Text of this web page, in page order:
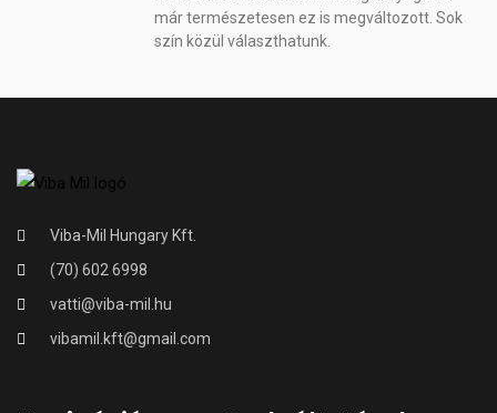
már természetesen ez is megváltozott. Sok
szín közül választhatunk.
Viba-Mil Hungary Kft.
(70) 602 6998
vatti@viba-mil.hu
vibamil.kft@gmail.com